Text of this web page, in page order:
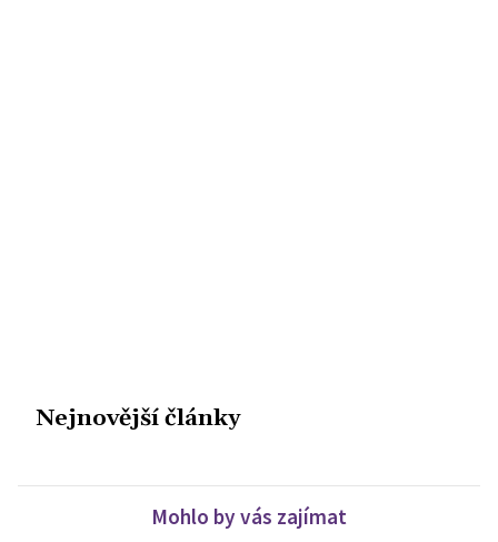
Nejnovější články
Mohlo by vás zajímat